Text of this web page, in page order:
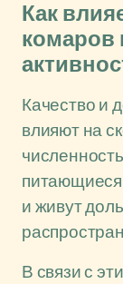
Как
комаров
Качество и
влияют на
и живут
В связи с